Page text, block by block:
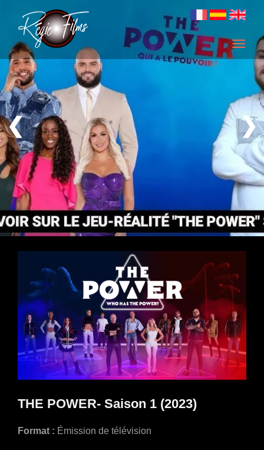
Menu
❮ ❯
THE POWER- Saison 1 (2023)
Format : Émission de télévision